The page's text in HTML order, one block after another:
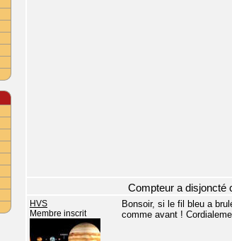
Compteur a disjoncté
HVS
Membre inscrit
Bonsoir, si le fil bleu a
comme avant !